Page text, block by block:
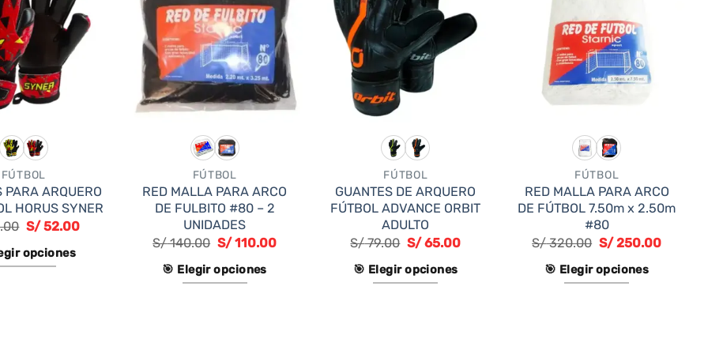
FÚTBOL
PARA ARQUERO
HORUS SYNER
S/52.00
opciones
FÚTBOL
RED MALLA PARA ARCO
DE FULBITO #80 – 2
UNIDADES
S/140.00 S/110.00
🎯 Elegir opciones
FÚTBOL
GUANTES DE ARQUERO
FÚTBOL ADVANCE ORBIT
ADULTO
S/79.00 S/65.00
🎯 Elegir opciones
FÚTBOL
RED MALLA PARA ARCO
DE FÚTBOL 7.50m x 2.50m
#80
S/320.00 S/250.00
🎯 Elegir opciones